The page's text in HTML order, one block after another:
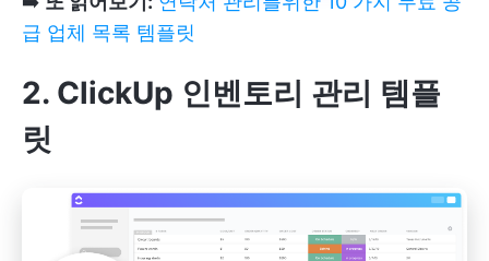
급 업체 목록 템플릿
2. ClickUp 인벤토리 관리 템플
릿